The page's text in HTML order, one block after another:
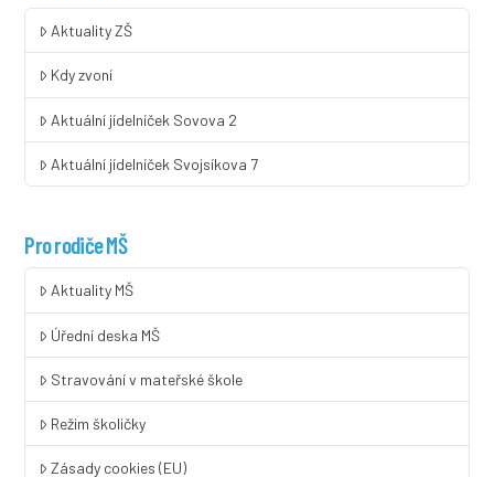
Aktuality ZŠ
Kdy zvoní
Aktuální jídelníček Sovova 2
Aktuální jídelníček Svojsíkova 7
Pro rodiče MŠ
Aktuality MŠ
Úřední deska MŠ
Stravování v mateřské škole
Režim školičky
Zásady cookies (EU)